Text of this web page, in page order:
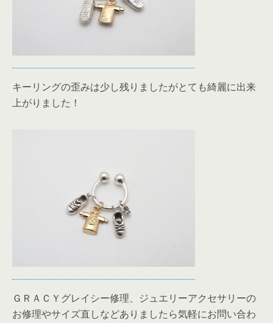
キーリングの歪みは少し残りましたがとても綺麗に出来
上がりました！
ＧＲＡＣＹグレイシー修理、ジュエリーアクセサリーの
お修理やサイズ直しなどありましたら気軽にお問い合わ